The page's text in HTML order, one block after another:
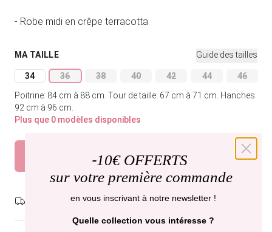
- Robe midi en crêpe terracotta
MA TAILLE Guide des tailles
34
Variante épuisée ou indisponible
36
Variante épuisée ou indisponible
38
Variante épuisée ou indisponible
40
Variante épuisée ou indisponible
42
Variante épuisée ou
44
Variante
46
Poitrine: 84 cm à 88 cm. Tour de taille: 67 cm à 71 cm. Hanches:
92 cm à 96 cm.
Plus que 0 modèles disponibles
Prévenez-moi
Livraison gratuite,recevez-la vendredi .
-10€ OFFERTS
sur votre première commande
en vous inscrivant à notre newsletter !
Quelle collection vous intéresse ?